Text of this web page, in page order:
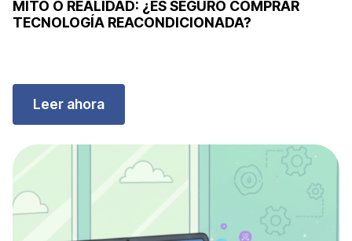
MITO O REALIDAD: ¿ES SEGURO COMPRAR
TECNOLOGÍA REACONDICIONADA?
Leer ahora